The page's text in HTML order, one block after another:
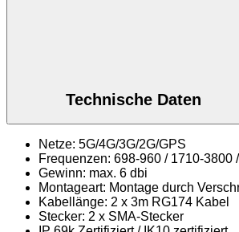
Technische Daten
Netze: 5G/4G/3G/2G/GPS
Frequenzen: 698-960 / 1710-3800
Gewinn: max. 6 dbi
Montageart: Montage durch
Kabellänge: 2 x 3m RG174 Kabel
Stecker: 2 x SMA-Stecker